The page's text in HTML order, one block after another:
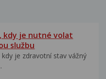
kdy je nutné volat
službu
kdy je zdravotní stav vážný